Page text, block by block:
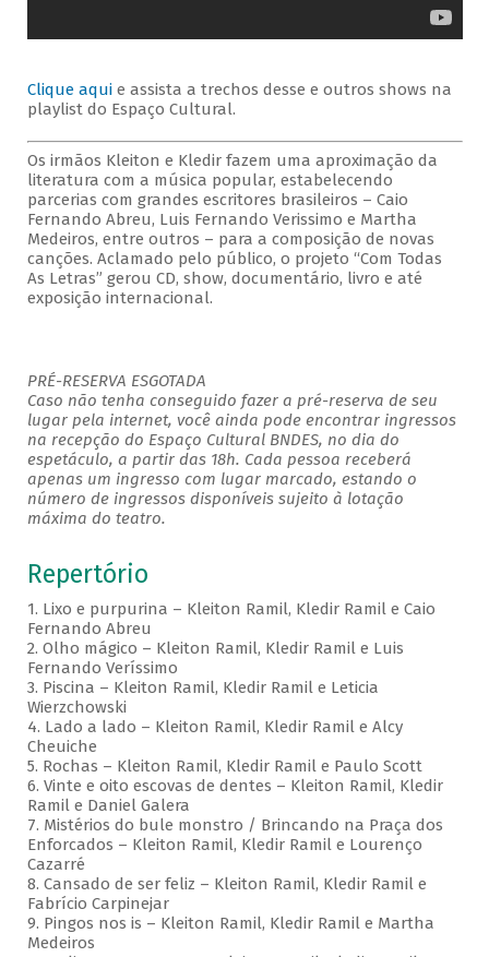
Clique aquie assista a trechos desse e outros shows na
playlist do Espaço Cultural.
Os irmãos Kleiton e Kledir fazem uma aproximação da
literatura com a música popular, estabelecendo
parcerias com grandes escritores brasileiros – Caio
Fernando Abreu, Luis Fernando Verissimo e Martha
Medeiros, entre outros – para a composição de novas
canções. Aclamado pelo público, o projeto “Com Todas
As Letras” gerou CD, show, documentário, livro e até
exposição internacional.
PRÉ-RESERVA ESGOTADA
Caso não tenha conseguido fazer a pré-reserva de seu
lugar pela internet, você ainda pode encontrar ingressos
na recepção do Espaço Cultural BNDES, no dia do
espetáculo, a partir das 18h. Cada pessoa receberá
apenas um ingresso com lugar marcado, estando o
número de ingressos disponíveis sujeito à lotação
máxima do teatro.
Repertório
1. Lixo e purpurina – Kleiton Ramil, Kledir Ramil e Caio
Fernando Abreu
2. Olho mágico – Kleiton Ramil, Kledir Ramil e Luis
Fernando Veríssimo
3. Piscina – Kleiton Ramil, Kledir Ramil e Leticia
Wierzchowski
4. Lado a lado – Kleiton Ramil, Kledir Ramil e Alcy
Cheuiche
5. Rochas – Kleiton Ramil, Kledir Ramil e Paulo Scott
6. Vinte e oito escovas de dentes – Kleiton Ramil, Kledir
Ramil e Daniel Galera
7. Mistérios do bule monstro / Brincando na Praça dos
Enforcados – Kleiton Ramil, Kledir Ramil e Lourenço
Cazarré
8. Cansado de ser feliz – Kleiton Ramil, Kledir Ramil e
Fabrício Carpinejar
9. Pingos nos is – Kleiton Ramil, Kledir Ramil e Martha
Medeiros